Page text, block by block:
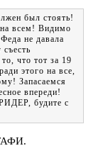
был стоять!
всем! Видимо
не давала
что тот за 19
этого на все,
Запасаемся
впереди!
будите с